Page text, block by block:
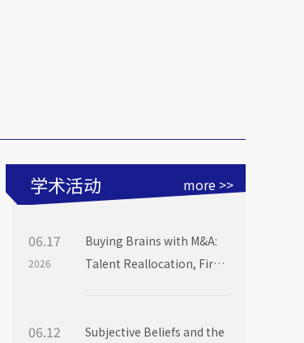
学术活动 more >>
06.17
2026
Buying Brains with M&A:
Talent Reallocation, Firm
06.12
Subjective Beliefs and the